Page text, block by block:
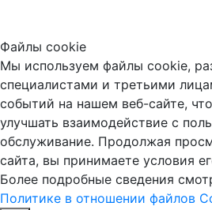
Файлы cookie
Мы используем файлы cookie,
специалистами и третьими
событий на нашем веб-сайте,
улучшать взаимодействие с
обслуживание. Продолжая
сайта, вы принимаете условия
Более подробные сведения
Политике в отношении файлов